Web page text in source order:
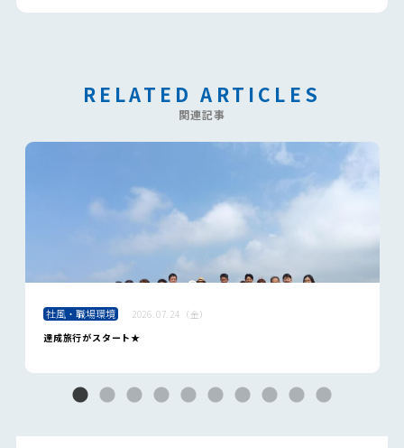
RELATED ARTICLES
関連記事
社風・職場環境
2026.07.24（金）
達成旅行がスタート★